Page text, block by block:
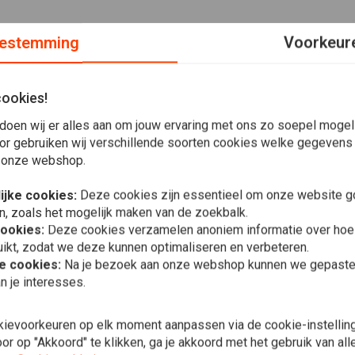
Het is in principe ontworpen om te passen op 21"
In
wij er alles aan om jouw ervaring met ons zo soepel
gebruiken wij verschillende soorten cookies welke
webshop.
cookies: Deze cookies zijn essentieel om onze website
zoals het mogelijk maken van de zoekbalk.
Deze cookies verzamelen anoniem informatie over
zodat we deze kunnen optimaliseren en verbeteren.
cookies: Na je bezoek aan onze webshop kunnen we
je interesses.
op elk moment aanpassen via de cookie-
op "Akkoord" te klikken, ga je akkoord met het gebruik van